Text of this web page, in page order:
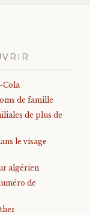
Cola
de famille
de plus de
le visage
algérien
de